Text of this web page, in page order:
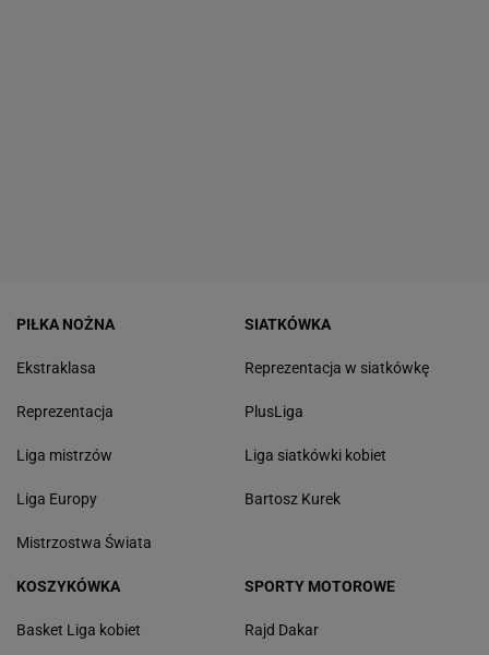
PIŁKA NOŻNA
Ekstraklasa
Reprezentacja
Liga mistrzów
Liga Europy
Mistrzostwa Świata
SIATKÓWKA
Reprezentacja w siatkówkę
PlusLiga
Liga siatkówki kobiet
Bartosz Kurek
KOSZYKÓWKA
Basket Liga kobiet
SPORTY MOTOROWE
Rajd Dakar